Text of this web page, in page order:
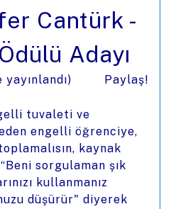
Cantürk -
Adayı
Paylaş!
tuvaleti ve
engelli öğrenciye,
kaynak
sorgulaman şık
kullanmanız
düşürür" diyerek